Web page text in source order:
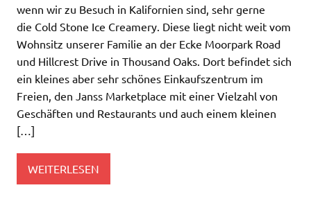
wenn wir zu Besuch in Kalifornien sind, sehr gerne
die Cold Stone Ice Creamery. Diese liegt nicht weit vom
Wohnsitz unserer Familie an der Ecke Moorpark Road
und Hillcrest Drive in Thousand Oaks. Dort befindet sich
ein kleines aber sehr schönes Einkaufszentrum im
Freien, den Janss Marketplace mit einer Vielzahl von
Geschäften und Restaurants und auch einem kleinen
[…]
WEITERLESEN